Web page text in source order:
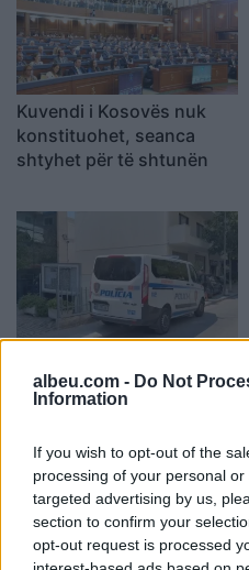
albeu.com - Do Not
Information
If you wish to opt-out of the
processing of your personal
targeted advertising by us,
section to confirm your
opt-out request is processed
Kuvendi i Kosovës nuk
konstituohet, seanca
shtyhet për të shtunën
masat për pesë të
arrestuarit e kapur me